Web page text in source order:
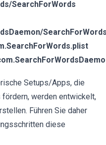
SearchForWords
Setups/Apps, die
werden entwickelt,
Führen Sie daher
diese